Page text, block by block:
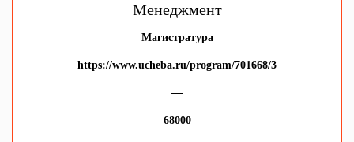
Менеджмент
Магистратура
https://www.ucheba.ru/program/701668/3
—
68000